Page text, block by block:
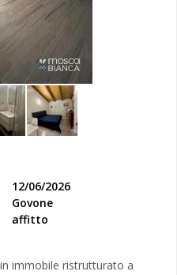
12/06/2026
Govone
affitto
immobile ristrutturato a